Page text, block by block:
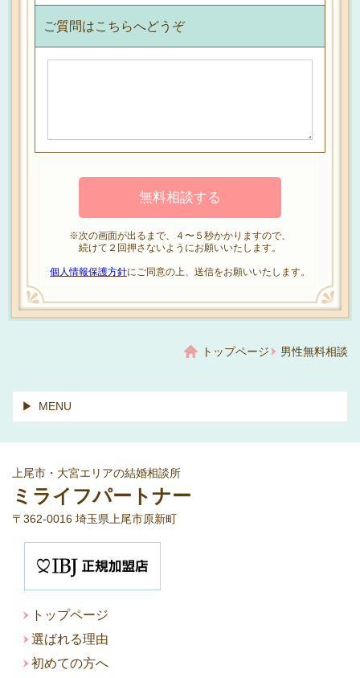
ご質問はこちらへどうぞ
※次の画面が出るまで、４〜５秒かかりますので、
続けて２回押さないようにお願いいたします。
個人情報保護方針にご同意の上、送信をお願いいたします。
トップページ 男性無料相談
MENU
上尾市・大宮エリアの結婚相談所
ミライフパートナー
〒362-0016 埼玉県上尾市原新町
ト ップページ
選ばれる理由
初めての方へ